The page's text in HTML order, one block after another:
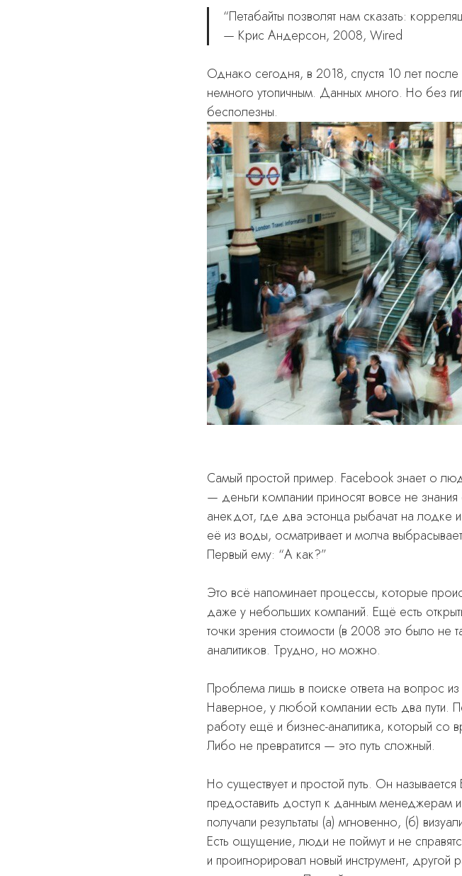
“Петабайты позволят нам сказать:
— Крис Андерсон, 2008, Wired
Однако сегодня, в 2018, спустя 10 лет
немного утопичным. Данных много. Но без
бесполезны.
Самый простой пример. Facebook знает о
— деньги компании приносят вовсе не
анекдот, где два эстонца рыбачат на лодке
её из воды, осматривает и молча
Первый ему: “А как?”
Это всё напоминает процессы, которые
даже у небольших компаний. Ещё есть
точки зрения стоимости (в 2008 это было
аналитиков. Трудно, но можно.
Проблема лишь в поиске ответа на вопрос
Наверное, у любой компании есть два пути.
работу ещё и бизнес-аналитика, который со
Либо не превратится — это путь сложный.
Но существует и простой путь. Он
предоставить доступ к данным менеджерам
получали результаты (а) мгновенно, (б)
Есть ощущение, люди не поймут и не
и проигнорировал новый инструмент, другой